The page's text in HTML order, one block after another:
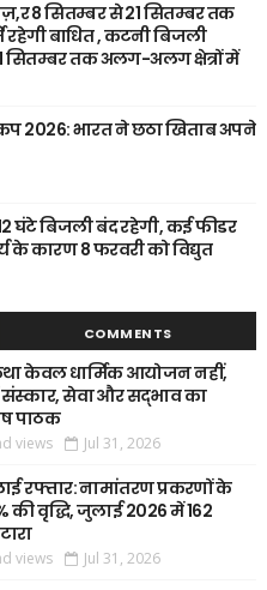
8 सितम्बर से 21 सितम्बर तक
रहेगी बाधित , कटनी बिजली
सितम्बर तक अलग-अलग क्षेत्रों में
कप 2026: भारत ने छठा खिताब अपने
घंटे बिजली बंद रहेगी, कई फीडर
के कारण 8 फरवरी को विद्युत
COMMENTS
केवल धार्मिक आयोजन नहीं,
सेवा और सद्भाव का
पाठक
views Jul 31, 2026
रफ्तार: नामांतरण प्रकरणों के
की वृद्धि, जुलाई 2026 में 162
views Jul 31, 2026